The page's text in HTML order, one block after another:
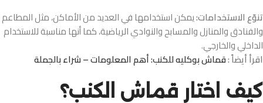
تنوّع الاستخدامات:يمكن استخدامها في العديد من الأماكن، مثل المطاعم
والفنادق والمنازل والمسابح والنوادي الرياضية، كما أنها مناسبة للاستخدام
الداخلي والخارجي.
اقرأ أيضاً :قماش بوكليه للكنب: أهم المعلومات – شراء بالجملة
كيف اختار قماش الكنب؟